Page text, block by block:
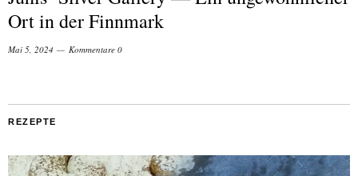
Ort in der Finnmark
Mai 5, 2024 Kommentare 0
REZEPTE